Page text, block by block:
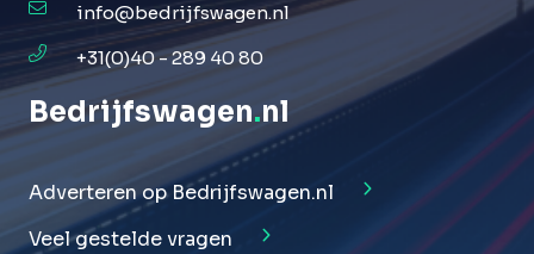
info@bedrijfswagen.nl
+31(0)40 - 289 40 80
Bedrijfswagen.nl
Adverteren op Bedrijfswagen.nl
Veel gestelde vragen